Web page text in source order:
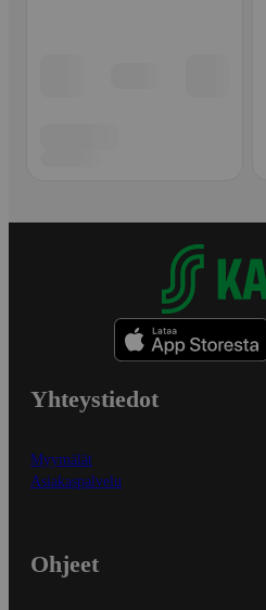
Yhteystiedot
Myymälät
Asiakaspalvelu
Ohjeet